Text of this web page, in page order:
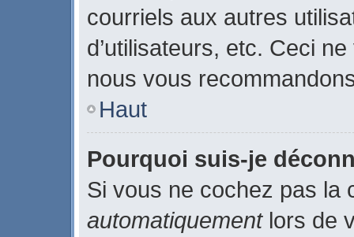
courriels aux autres
d’utilisateurs, etc. Ceci
nous vous
Haut
Pourquoi suis-je
Si vous ne cochez pas la
automatiquementlors de